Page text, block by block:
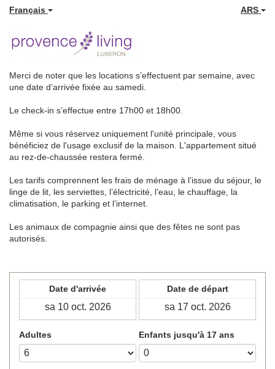
Français ARS
Merci de noter que les locations s’effectuent par semaine, avec
une date d’arrivée fixée au samedi.
Le check-in s’effectue entre 17h00 et 18h00.
Même si vous réservez uniquement l'unité principale, vous
bénéficiez de l'usage exclusif de la maison. L'appartement situé
au rez-de-chaussée restera fermé.
Les tarifs comprennent les frais de ménage à l’issue du séjour, le
linge de lit, les serviettes, l’électricité, l’eau, le chauffage, la
climatisation, le parking et l’internet.
Les animaux de compagnie ainsi que des fêtes ne sont pas
autorisés.
Date d'arrivée Date de départ
Adultes Enfants jusqu'à 17 ans